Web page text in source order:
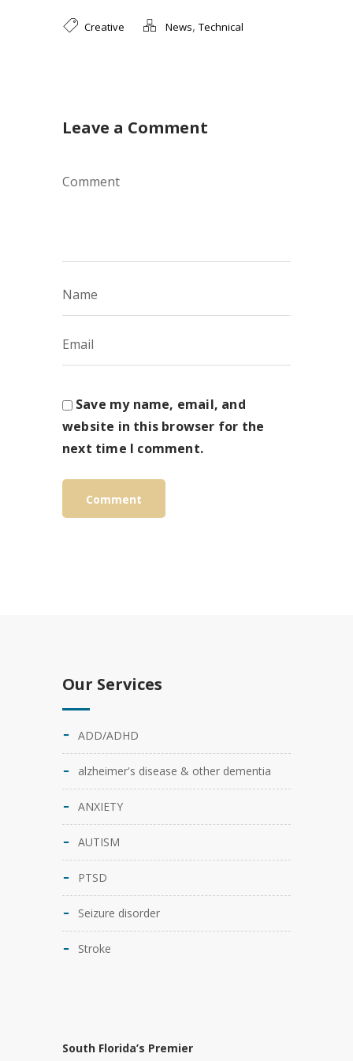
Creative News, Technical
Leave a Comment
Save my name, email, and
website in this browser for the
next time I comment.
Our Services
ADD/ADHD
alzheimer's disease & other dementia
ANXIETY
AUTISM
PTSD
Seizure disorder
Stroke
South Florida’s Premier